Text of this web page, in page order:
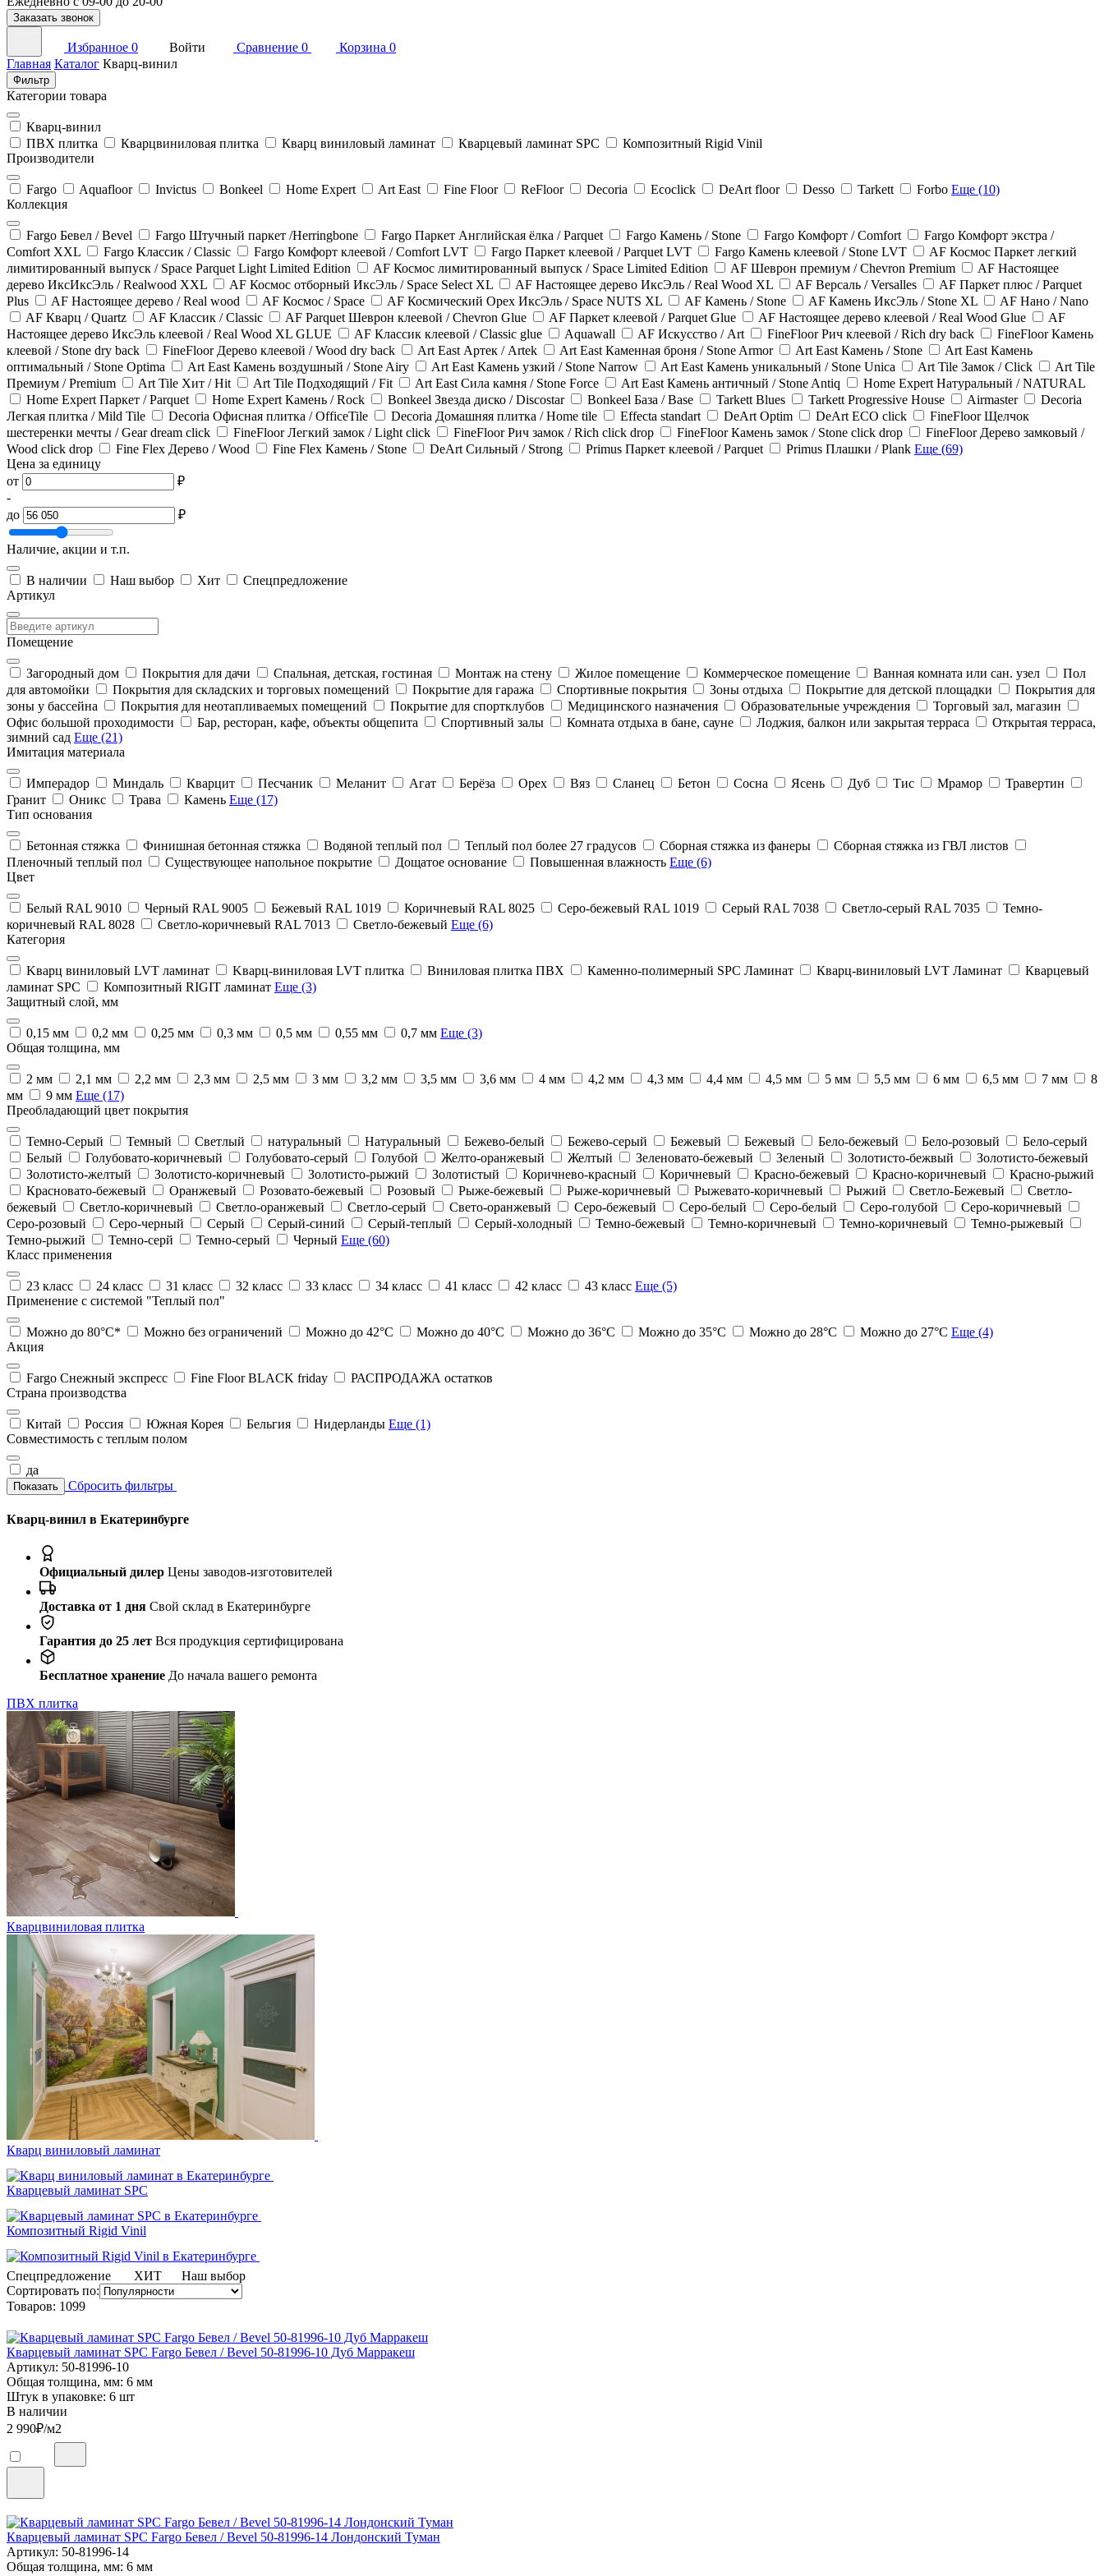
Заказать звонок
Избранное 0 Войти Сравнение 0 Корзина 0
Главная Каталог Кварц-винил
Фильтр
Категории товара
Кварц-винил
ПВХ плитка
Кварцвиниловая плитка Кварц виниловый ламинат Кварцевый ламинат SPC
Композитный Rigid Vinil
Производители
Fargo Aquafloor Invictus Bonkeel Home Expert Art East Fine Floor ReFloor Decoria Ecoclick DeArt floor Desso Tarkett Forbo Еще (10)
Коллекция
Fargo Бевел / Bevel Fargo Штучный паркет /Herringbone Fargo Паркет Английская ёлка / Parquet Fargo Камень / Stone Fargo Комфорт / Comfort
Fargo Комфорт экстра /
Comfort XXL
Fargo Классик / Classic Fargo Комфорт клеевой / Comfort LVT Fargo Паркет клеевой / Parquet LVT Fargo Камень клеевой / Stone LVT
AF Космос Паркет легкий
лимитированный выпуск / Space Parquet Light Limited Edition
AF Космос лимитированный выпуск / Space Limited Edition AF Шеврон премиум / Chevron Premium
AF Настоящее
дерево ИксИксЭль / Realwood XXL
AF Космос отборный ИксЭль / Space Select XL AF Настоящее дерево ИксЭль / Real Wood XL AF Версаль / Versalles
AF Паркет плюс / Parquet
Plus
AF Настоящее дерево / Real wood AF Космос / Space AF Космический Орех ИксЭль / Space NUTS XL AF Камень / Stone AF Камень ИксЭль / Stone XL
AF Нано / Nano
AF Кварц / Quartz
AF Классик / Classic AF Parquet Шеврон клеевой / Chevron Glue AF Паркет клеевой / Parquet Glue AF Настоящее дерево клеевой / Real Wood Glue
AF
Настоящее дерево ИксЭль клеевой / Real Wood XL GLUE
AF Классик клеевой / Classic glue Aquawall AF Искусство / Art FineFloor Рич клеевой / Rich dry back
FineFloor Камень
клеевой / Stone dry back
FineFloor Дерево клеевой / Wood dry back Art East Артек / Artek Art East Каменная броня / Stone Armor Art East Камень / Stone
Art East Камень
оптимальный / Stone Optima
Art East Камень воздушный / Stone Airy Art East Камень узкий / Stone Narrow Art East Камень уникальный / Stone Unica Art Tile Замок / Click
Art Tile
Премиум / Premium
Art Tile Хит / Hit Art Tile Подходящий / Fit Art East Сила камня / Stone Force Art East Камень античный / Stone Antiq
Home Expert Натуральный / NATURAL
Home Expert Паркет / Parquet
Home Expert Камень / Rock Bonkeel Звезда диско / Discostar Bonkeel База / Base Tarkett Blues Tarkett Progressive House Airmaster
Decoria
Легкая плитка / Mild Tile
Decoria Офисная плитка / OfficeTile Decoria Домашняя плитка / Home tile Effecta standart DeArt Optim DeArt ECO click
FineFloor Щелчок
шестеренки мечты / Gear dream click
FineFloor Легкий замок / Light click FineFloor Рич замок / Rich click drop FineFloor Камень замок / Stone click drop
FineFloor Дерево замковый /
Wood click drop
Fine Flex Дерево / Wood Fine Flex Камень / Stone DeArt Сильный / Strong Primus Паркет клеевой / Parquet Primus Плашки / Plank Еще (69)
Цена за единицу
от
₽
-
до
₽
Наличие, акции и т.п.
В наличии Наш выбор Хит
Спецпредложение
Артикул
Помещение
Загородный дом Покрытия для дачи Спальная, детская, гостиная Монтаж на стену Жилое помещение Коммерческое помещение Ванная комната или сан. узел
Пол
для автомойки
Покрытия для складских и торговых помещений Покрытие для гаража Спортивные покрытия Зоны отдыха Покрытие для детской площадки
Покрытия для
зоны у бассейна
Покрытия для неотапливаемых помещений Покрытие для спортклубов Медицинского назначения Образовательные учреждения
Торговый зал, магазин
Офис большой проходимости
Бар, ресторан, кафе, объекты общепита Спортивный залы Комната отдыха в бане, сауне Лоджия, балкон или закрытая терраса
Открытая терраса,
зимний сад Еще (21)
Имитация материала
Имперадор Миндаль Кварцит Песчаник Меланит Агат Берёза Орех Вяз Сланец Бетон Сосна Ясень Дуб Тис Мрамор
Травертин
Гранит
Оникс Трава Камень Еще (17)
Тип основания
Бетонная стяжка Финишная бетонная стяжка Водяной теплый пол Теплый пол более 27 градусов Сборная стяжка из фанеры
Сборная стяжка из ГВЛ листов
Пленочный теплый пол
Существующее напольное покрытие Дощатое основание Повышенная влажность Еще (6)
Цвет
Белый RAL 9010 Черный RAL 9005 Бежевый RAL 1019 Коричневый RAL 8025 Серо-бежевый RAL 1019 Серый RAL 7038 Светло-серый RAL 7035
Темно-
коричневый RAL 8028
Светло-коричневый RAL 7013 Светло-бежевый Еще (6)
Категория
Kварц виниловый LVT ламинат Kварц-виниловая LVT плитка Виниловая плитка ПВХ Каменно-полимерный SPC Ламинат Кварц-виниловый LVT Ламинат
Кварцевый
ламинат SPC
Композитный RIGIT ламинат Еще (3)
Защитный слой, мм
0,15 мм 0,2 мм 0,25 мм 0,3 мм 0,5 мм 0,55 мм 0,7 мм Еще (3)
Общая толщина, мм
2 мм 2,1 мм 2,2 мм 2,3 мм 2,5 мм 3 мм 3,2 мм 3,5 мм 3,6 мм 4 мм 4,2 мм 4,3 мм 4,4 мм 4,5 мм 5 мм 5,5 мм 6 мм 6,5 мм 7 мм
8
мм
9 мм Еще (17)
Преобладающий цвет покрытия
Темно-Серый Темный Светлый натуральный Натуральный Бежево-белый Бежево-серый Бежевый Бежевый Бело-бежевый Бело-розовый
Бело-серый
Белый
Голубовато-коричневый Голубовато-серый Голубой Желто-оранжевый Желтый Зеленовато-бежевый Зеленый Золотисто-бежвый
Золотисто-бежевый
Золотисто-желтый
Золотисто-коричневый Золотисто-рыжий Золотистый Коричнево-красный Коричневый Красно-бежевый Красно-коричневый
Красно-рыжий
Красновато-бежевый
Оранжевый Розовато-бежевый Розовый Рыже-бежевый Рыже-коричневый Рыжевато-коричневый Рыжий Светло-Бежевый
Светло-
бежевый
Светло-коричневый Светло-оранжевый Светло-серый Свето-оранжевый Серо-бежевый Серо-белый Серо-белый Серо-голубой
Серо-коричневый
Серо-розовый
Серо-черный Серый Серый-синий Серый-теплый Серый-холодный Темно-бежевый Темно-коричневый Темно-коричневый
Темно-рыжевый
Темно-рыжий
Темно-серй Темно-серый Черный Еще (60)
Класс применения
23 класс 24 класс 31 класс 32 класс 33 класс 34 класс 41 класс 42 класс 43 класс Еще (5)
Применение с системой "Теплый пол"
Можно до 80°С* Можно без ограничений Можно до 42°С Можно до 40°С Можно до 36°С Можно до 35°С Можно до 28°С Можно до 27°С Еще (4)
Акция
Fargo Снежный экспресс Fine Floor BLACK friday
РАСПРОДАЖА остатков
Страна производства
Китай Россия Южная Корея Бельгия Нидерланды Еще (1)
Совместимость с теплым полом
да
Показать Сбросить фильтры
Кварц-винил в Екатеринбурге
Официальный дилер Цены заводов-изготовителей
Доставка от 1 дня Свой склад в Екатеринбурге
Гарантия до 25 лет Вся продукция сертифицирована
Бесплатное хранение До начала вашего ремонта
ПВХ плитка
Кварцвиниловая плитка
Кварц виниловый ламинат
Кварцевый ламинат SPC
Композитный Rigid Vinil
Спецпредложение ХИТ
Наш выбор
Сортировать по:
Товаров: 1099
Кварцевый ламинат SPC Fargo Бевел / Bevel 50-81996-10 Дуб Марракеш
Артикул: 50-81996-10
Общая толщина, мм: 6 мм
Штук в упаковке: 6 шт
В наличии
2 990₽/м2
Кварцевый ламинат SPC Fargo Бевел / Bevel 50-81996-14 Лондонский Туман
Артикул: 50-81996-14
Общая толщина, мм: 6 мм